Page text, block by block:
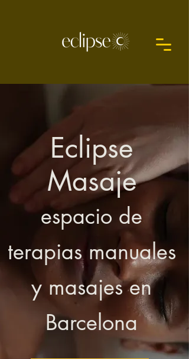
Eclipse
Masaje
espacio de
terapias manuales
y masajes en
Barcelona